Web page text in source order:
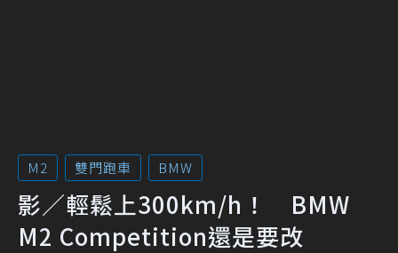
M2 雙門跑車 BMW
影／輕鬆上300km/h！ BMW
M2 Competition還是要改